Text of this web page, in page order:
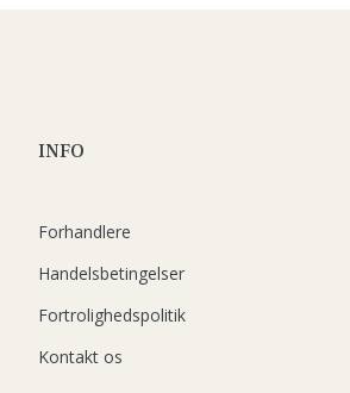
INFO
Forhandlere
Handelsbetingelser
Fortrolighedspolitik
Kontakt os